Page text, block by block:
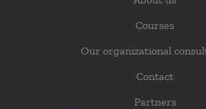
Courses
Our organizational
Contact
Partners